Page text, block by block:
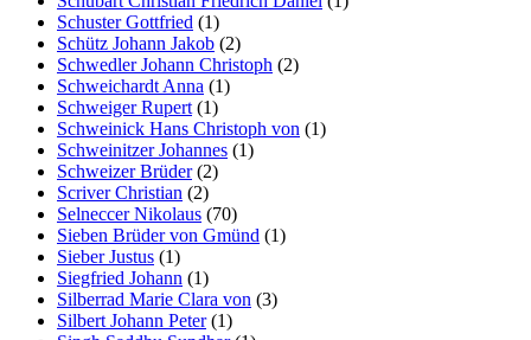
Schuster Gottfried (1)
Schütz Johann Jakob (2)
Schwedler Johann Christoph (2)
Schweichardt Anna (1)
Schweiger Rupert (1)
Schweinick Hans Christoph von (1)
Schweinitzer Johannes (1)
Schweizer Brüder(2)
Scriver Christian (2)
Selneccer Nikolaus (70)
Sieben Brüder von Gmünd (1)
Sieber Justus (1)
Siegfried Johann (1)
Silberrad Marie Clara von (3)
Silbert Johann Peter(1)